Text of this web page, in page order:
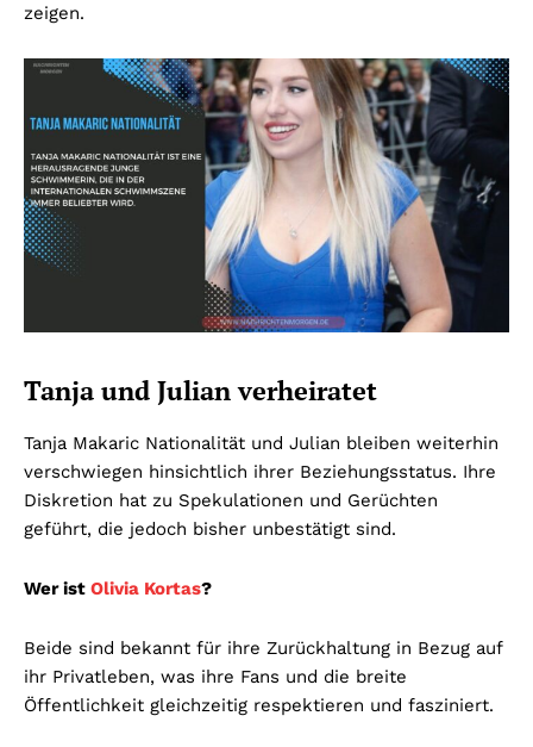
zeigen.
Tanja und Julian verheiratet
Tanja Makaric Nationalität und Julian bleiben weiterhin
verschwiegen hinsichtlich ihrer Beziehungsstatus. Ihre
Diskretion hat zu Spekulationen und Gerüchten
geführt, die jedoch bisher unbestätigt sind.
Wer ist Olivia Kortas?
Beide sind bekannt für ihre Zurückhaltung in Bezug auf
ihr Privatleben, was ihre Fans und die breite
Öffentlichkeit gleichzeitig respektieren und fasziniert.